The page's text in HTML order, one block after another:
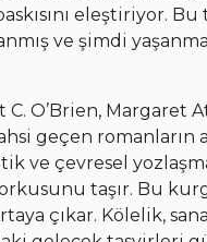
eleştiriyor.
ve şimdi
O’Brien, Margaret
geçen
ve çevresel
taşır. Bu
çıkar. Kölelik,